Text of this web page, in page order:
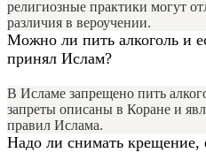
религиозные практики могут
различия в вероучении.
Можно ли пить алкоголь и
принял Ислам?
В Исламе запрещено пить
запреты описаны в Коране и
правил Ислама.
Надо ли снимать крещение,